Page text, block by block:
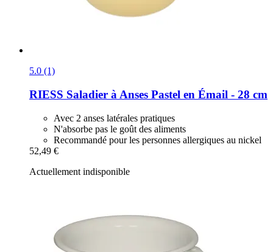
5.0 (1)
RIESS Saladier à Anses Pastel en Émail -​ 28 cm
Avec 2 anses latérales pratiques
N'absorbe pas le goût des aliments
Recommandé pour les personnes allergiques au nickel
52,49 €
Actuellement indisponible